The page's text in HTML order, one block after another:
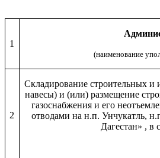
1
(наименование
2
Складирование строительных и
навесы) и (или) размещение
газоснабжения и его
отводами на н.п. Унчукатль,
Дагестан» , в